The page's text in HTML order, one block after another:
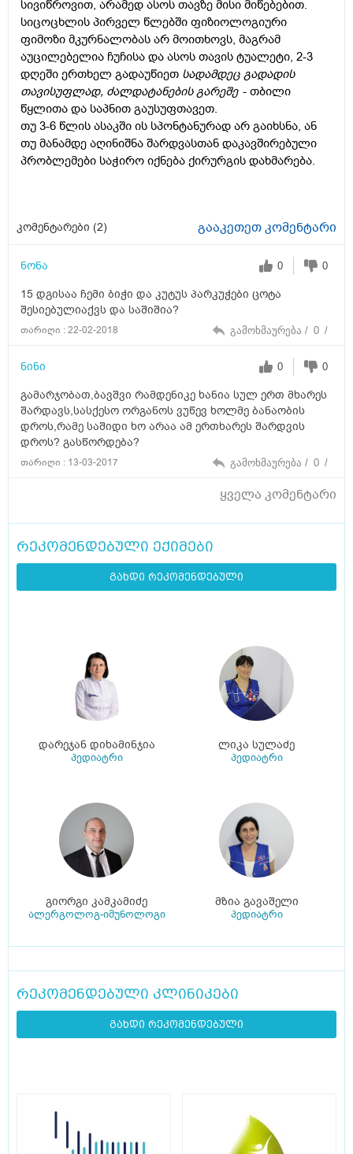
სივიწროვით, არამედ ასოს თავზე მისი მი­წებებით.
სიცოცხლის პირველ წლებში ფიზიოლოგიური
ფიმოზი მკურნალობას არ მოითხოვს, მაგრამ
აუცილებელია ჩუჩისა და ასოს თავის ტუალეტი, 2-3
დღეში ერთხელ გადაუწიეთ სადამდეც გადადის
თავისუფლად, ძალდატანების გარეშე - თბილი
წყლითა და საპნით გაუსუფთავეთ.
თუ 3-6 წლის ასაკში ის სპონტანურად არ გაიხსნა, ან
თუ მანამდე აღინიშნა შარდვასთან დაკავშირებული
პრობლემები საჭირო იქნება ქირურგის დახმარება.
კომენტარები (2) გააკეთეთ კომენტარი
ნონა 0 0
15 დგისაა ჩემი ბიჭი და კუტუს პარკუჭები ცოტა
შესიებულიაქვს და საშიშია?
თარიღი : 22-02-2018 გამოხმაურება / 0 /
ნინი 0 0
გამარჯობათ,ბავშვი რამდენიკე ხანია სულ ერთ მხარეს
შარდავს,სასქესო ორგანოს ვუწევ ხოლმე ბანაობის
დროს,რამე საშიდი ხო არაა ამ ერთხარეს შარდვის
დროს? გასწორდება?
თარიღი : 13-03-2017 გამოხმაურება / 0 /
ყველა კომენტარი
რეკომენდებული ექიმები
გახდი რეკომენდებული
დარეჯან დიხამინჯია
პედიატრი
ლიკა სულაძე
პედიატრი
გიორგი კამკამიძე
ალერგოლოგ-იმუნოლოგი
მზია გავაშელი
პედიატრი
რეკომენდებული კლინიკები
გახდი რეკომენდებული